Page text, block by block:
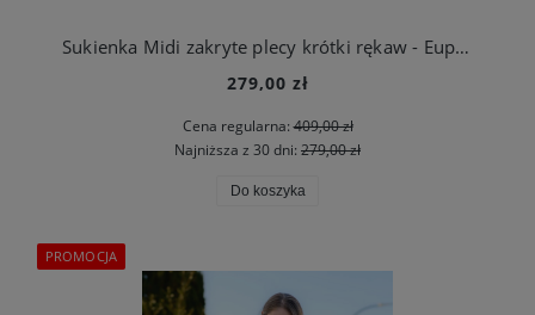
Sukienka Midi zakryte plecy krótki rękaw - Euphoria dark
279,00 zł
Cena regularna:409,00 zł
Najniższa z 30 dni: 279,00 zł
Do koszyka
PROMOCJA